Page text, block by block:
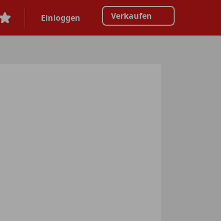
Einloggen Verkaufen